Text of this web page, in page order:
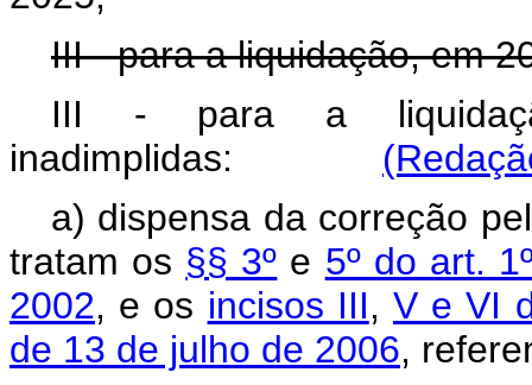
III - para a liquidação, em
III - para a
inadimplidas:
a) dispensa da correção
tratam os §§ 3º e 5º do art.
2002, e os incisos III, V e VI
de 13 de julho de 2006,